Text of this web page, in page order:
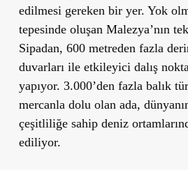
edilmesi gereken bir yer. Yok
tepesinde oluşan Malezya’nın
Sipadan, 600 metreden fazla
duvarları ile etkileyici dalış
yapıyor. 3.000’den fazla balık
mercanla dolu olan ada,
çeşitliliğe sahip deniz
ediliyor.